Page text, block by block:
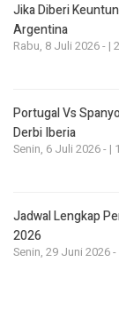
Jika Diberi
Argentina
Rabu, 8 Juli 2026 - |
Portugal Vs
Derbi Iberia
Senin, 6 Juli 2026 - |
Jadwal Lengkap
2026
Senin, 29 Juni 2026 -